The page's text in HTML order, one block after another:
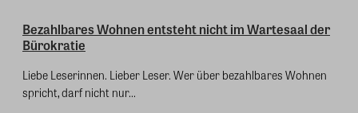
Bezahlbares Wohnen entsteht nicht im Wartesaal der
Bürokratie
Liebe Leserinnen. Lieber Leser. Wer über bezahlbares Wohnen
spricht, darf nicht nur...